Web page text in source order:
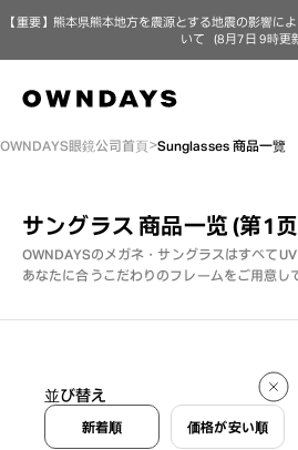
【重要】熊本県熊本地方を震源とする地震の影響に
いて（8月7日 9時更
OWNDAYS眼鏡公司首頁 Sunglasses 商品一覽
サングラス 商品一览 (第1
OWNDAYSのメガネ・サングラスはすべてUV
あなたに合うこだわりのフレームをご用意し
並び替え
新着順 価格が安い順